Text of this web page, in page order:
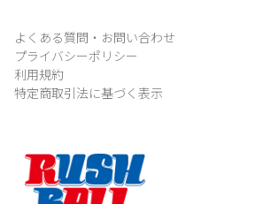
よくある質問・お問い合わせ
プライバシーポリシー
利用規約
特定商取引法に基づく表示